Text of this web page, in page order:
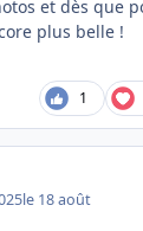
et dès que
plus belle !
1
le 18 août